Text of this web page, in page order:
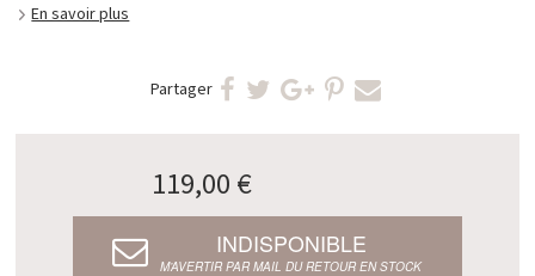
En savoir plus
Partager
119,00 €
INDISPONIBLE
M’AVERTIR PAR MAIL DU RETOUR EN STOCK